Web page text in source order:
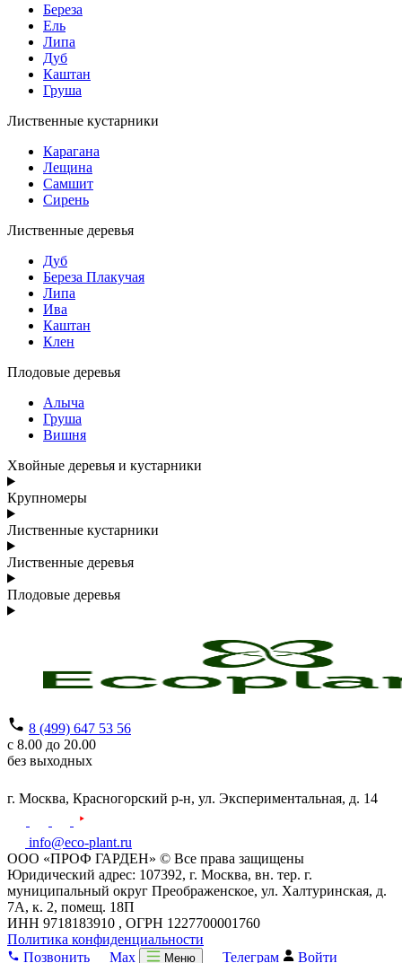
Береза
Ель
Липа
Дуб
Каштан
Груша
Лиственные кустарники
Карагана
Лещина
Самшит
Сирень
Лиственные деревья
Дуб
Береза Плакучая
Липа
Ива
Каштан
Клен
Плодовые деревья
Алыча
Груша
Вишня
Хвойные деревья и кустарники
Крупномеры
Лиственные кустарники
Лиственные деревья
Плодовые деревья
8 (499) 647 53 56
с 8.00 до 20.00
без выходных
г. Москва, Красногорский р-н, ул. Экспериментальная, д. 14
info@eco-plant.ru
ООО «ПРОФ ГАРДЕН» © Все права защищены
Юридический адрес: 107392, г. Москва, вн. тер. г.
муниципальный округ Преображенское, ул. Халтуринская, д.
7А, к. 2, помещ. 18П
ИНН 9718183910 , ОГРН 1227700001760
Политика конфиденциальности
Позвонить
Max Меню Телеграм Войти